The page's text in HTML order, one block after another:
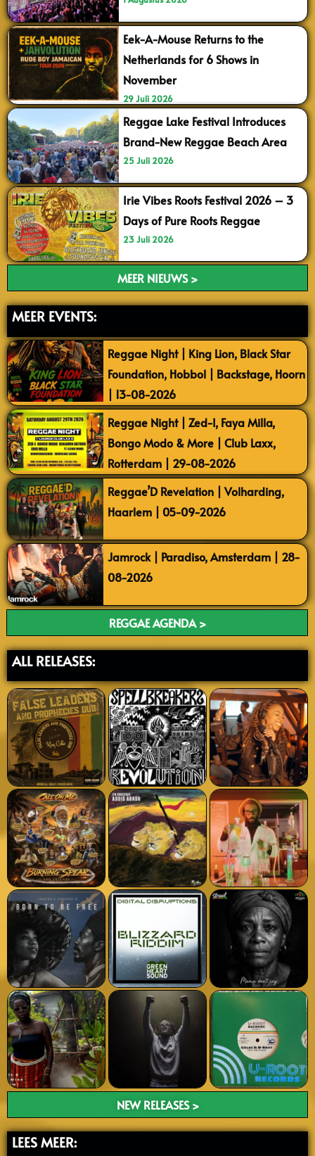
Eek-A-Mouse Returns to the
Netherlands for 6 Shows in
November
29 Juli 2026
Reggae Lake Festival Introduces
Brand-New Reggae Beach Area
25 Juli 2026
Irie Vibes Roots Festival 2026 – 3
Days of Pure Roots Reggae
23 Juli 2026
MEER NIEUWS >
MEER EVENTS:
Reggae Night | King Lion, Black Star
Foundation, Hobbol | Backstage, Hoorn
| 13-08-2026
Reggae Night | Zed-I, Faya Milla,
Bongo Modo & More | Club Laxx,
Rotterdam | 29-08-2026
Reggae’D Revelation | Volharding,
Haarlem | 05-09-2026
Jamrock | Paradiso, Amsterdam | 28-
08-2026
REGGAE AGENDA >
ALL RELEASES:
NEW RELEASES >
LEES MEER: